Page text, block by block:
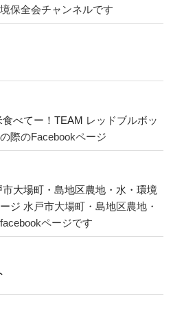
保全会チャンネルです
食べてー！TEAM レッドブルボッ
際のFacebookページ
市大場町・島地区農地・水・環境
ジ 水戸市大場町・島地区農地・
ページです